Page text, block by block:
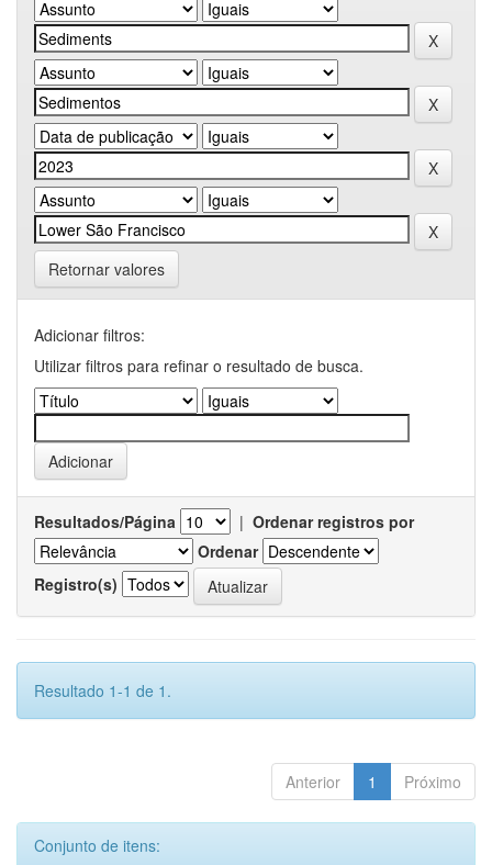
Retornar valores
Adicionar filtros:
Utilizar filtros para refinar o resultado de busca.
Resultados/Página | Ordenar registros por
Ordenar
Registro(s)
Resultado 1-1 de 1.
Anterior 1 Próximo
Conjunto de itens: